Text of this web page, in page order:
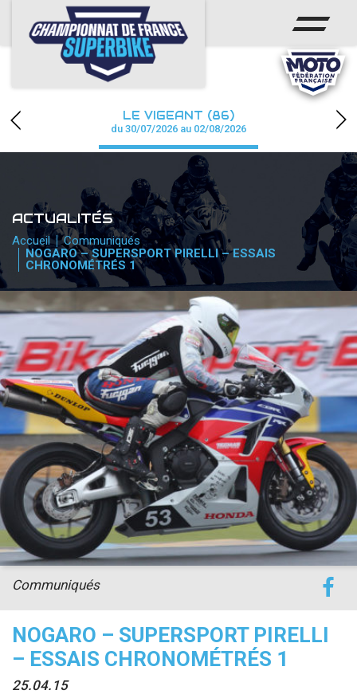
ACCUEIL
CHAMPIONNAT
CALENDRIER
PHOTOS / WEB TV
PARTENAIRES
PRESSE
PRESSE
accéder à la billetterie
LE VIGEANT (86)
du 30/07/2026 au 02/08/2026
ACTUALITÉS
Accueil
Communiqués
NOGARO – SUPERSPORT PIRELLI – ESSAIS
CHRONOMÉTRÉS 1
NOGARO – SUPERSPORT PIRELLI
– ESSAIS CHRONOMÉTRÉS 1
25.04.15
Communiqués